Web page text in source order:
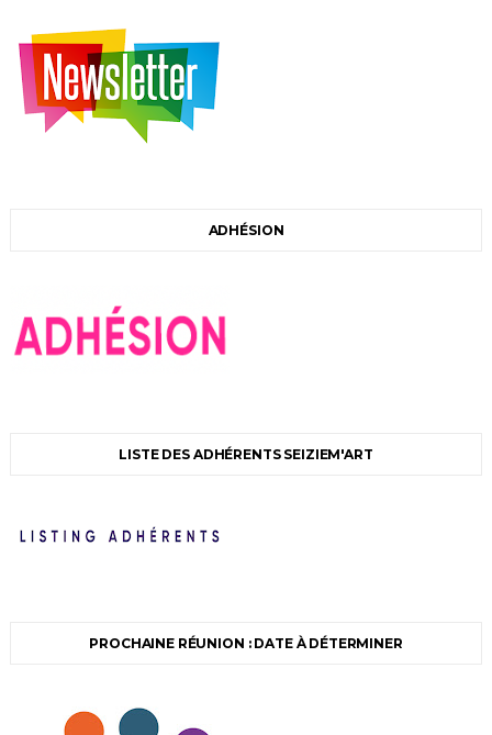
ADHÉSION
LISTE DES ADHÉRENTS SEIZIEM'ART
PROCHAINE RÉUNION : DATE À DÉTERMINER